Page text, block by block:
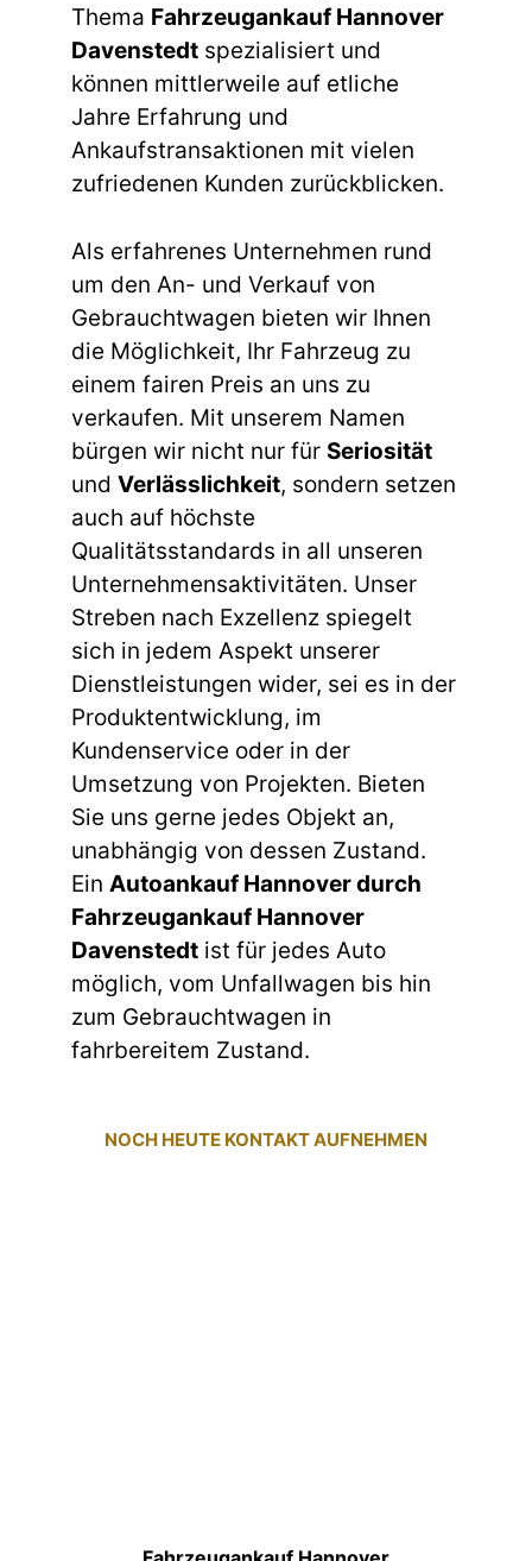
Thema Fahrzeugankauf Hannover
Davenstedt spezialisiert und
können mittlerweile auf etliche
Jahre Erfahrung und
Ankaufstransaktionen mit vielen
zufriedenen Kunden zurückblicken.
Als erfahrenes Unternehmen rund
um den An- und Verkauf von
Gebrauchtwagen bieten wir Ihnen
die Möglichkeit, Ihr Fahrzeug zu
einem fairen Preis an uns zu
verkaufen. Mit unserem Namen
bürgen wir nicht nur für Seriosität
und Verlässlichkeit, sondern setzen
auch auf höchste
Qualitätsstandards in all unseren
Unternehmensaktivitäten. Unser
Streben nach Exzellenz spiegelt
sich in jedem Aspekt unserer
Dienstleistungen wider, sei es in der
Produktentwicklung, im
Kundenservice oder in der
Umsetzung von Projekten. Bieten
Sie uns gerne jedes Objekt an,
unabhängig von dessen Zustand.
Ein Autoankauf Hannover durch
Fahrzeugankauf Hannover
Davenstedt ist für jedes Auto
möglich, vom Unfallwagen bis hin
zum Gebrauchtwagen in
fahrbereitem Zustand.
NOCH HEUTE KONTAKT AUFNEHMEN